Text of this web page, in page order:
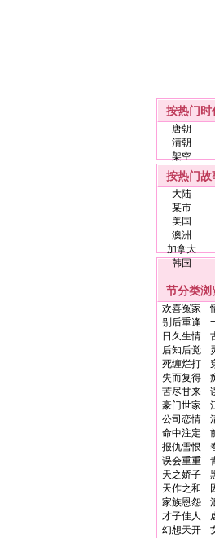
按热门时
唐朝
清朝
架空
按热门故
大陆
某市
美国
澳洲
加拿大
韩国
节分类浏
欢喜冤家
别后重逢
日久生情
后知后觉
死缠烂打
失而复得
苦尽甘来
豪门世家
公司恋情
命中注定
报仇雪恨
误会重重
天之娇子
天作之和
家族恩怨
才子佳人
幻想天开